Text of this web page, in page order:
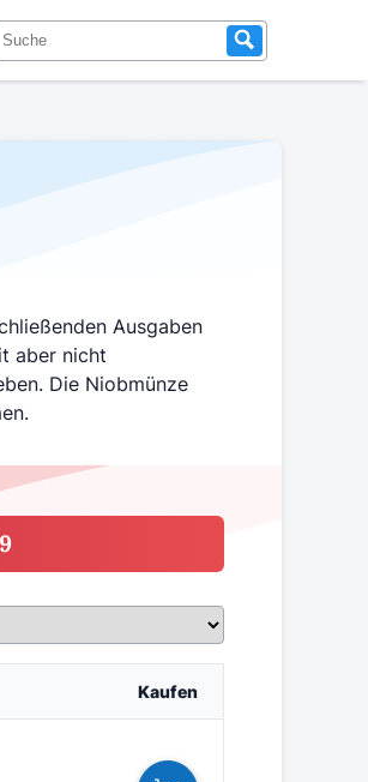
Ausgaben
aber nicht
Die Niobmünze
Kaufen